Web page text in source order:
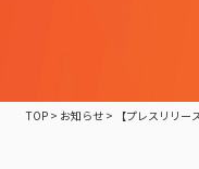
TOP > お知らせ > 【プレスリリ